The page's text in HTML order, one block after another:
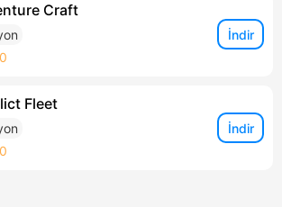
Craft
İndir
Fleet
İndir